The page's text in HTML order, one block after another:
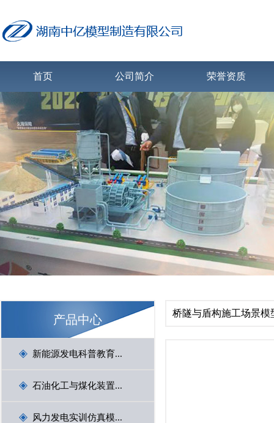
首页 公司简介 荣誉资质
产品中心
新能源发电科普教育...
石油化工与煤化装置...
风力发电实训仿真模...
桥隧与盾构施工场景模